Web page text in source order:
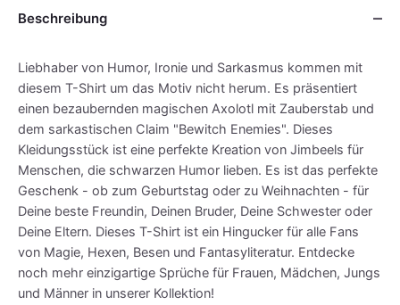
Beschreibung
Liebhaber von Humor, Ironie und Sarkasmus kommen mit
diesem T-Shirt um das Motiv nicht herum. Es präsentiert
einen bezaubernden magischen Axolotl mit Zauberstab und
dem sarkastischen Claim "Bewitch Enemies". Dieses
Kleidungsstück ist eine perfekte Kreation von Jimbeels für
Menschen, die schwarzen Humor lieben. Es ist das perfekte
Geschenk - ob zum Geburtstag oder zu Weihnachten - für
Deine beste Freundin, Deinen Bruder, Deine Schwester oder
Deine Eltern. Dieses T-Shirt ist ein Hingucker für alle Fans
von Magie, Hexen, Besen und Fantasyliteratur. Entdecke
noch mehr einzigartige Sprüche für Frauen, Mädchen, Jungs
und Männer in unserer Kollektion!